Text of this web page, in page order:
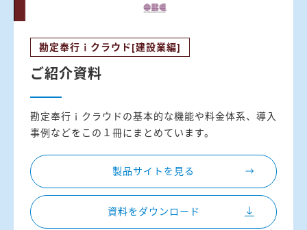
勘定奉行ｉクラウド[建設業編]
ご紹介資料
勘定奉行ｉクラウドの基本的な機能や料金体系、導入
事例などをこの１冊にまとめています。
製品サイトを見る
資料をダウンロード